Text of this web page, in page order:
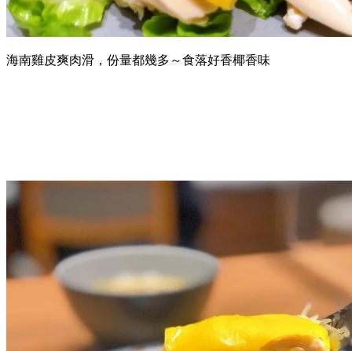
海南雞皮爽肉滑，份量都幾多～食落好香椰香味